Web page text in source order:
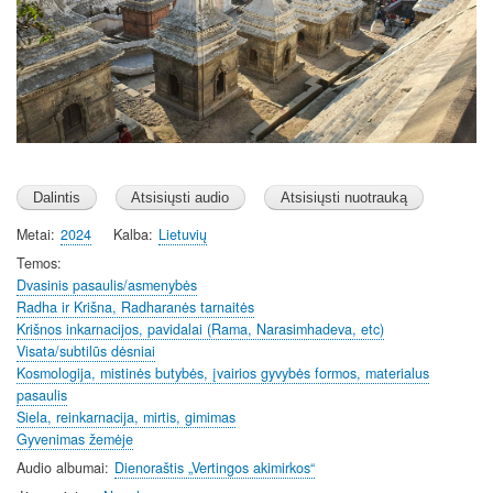
Metai 2024 Kalba Lietuvių
Temos
Dvasinis pasaulis/asmenybės
Radha ir Krišna, Radharanės tarnaitės
Krišnos inkarnacijos, pavidalai (Rama, Narasimhadeva, etc)
Visata/subtilūs dėsniai
Kosmologija, mistinės butybės, įvairios gyvybės formos, materialus
pasaulis
Siela, reinkarnacija, mirtis, gimimas
Gyvenimas žemėje
Audio albumai
Dienoraštis „Vertingos akimirkos“